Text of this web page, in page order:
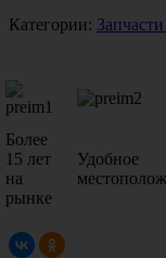
Категории:
Более
15 лет
на
рынке
Удобное